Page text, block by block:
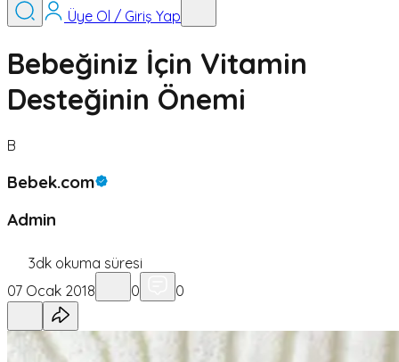
Üye Ol / Giriş Yap
Bebeğiniz İçin Vitamin
Desteğinin Önemi
B
Bebek.com
Admin
3dk okuma süresi
07 Ocak 2018
0 0